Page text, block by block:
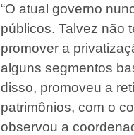
“O atual governo
públicos. Talvez não
promover a
alguns segmentos
disso, promoveu a
patrimônios, com o
observou a